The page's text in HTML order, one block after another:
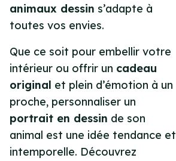
animaux dessin s’adapte à
toutes vos envies.
Que ce soit pour embellir votre
intérieur ou offrir un cadeau
original et plein d’émotion à un
proche, personnaliser un
portrait en dessin de son
animal est une idée tendance et
intemporelle. Découvrez